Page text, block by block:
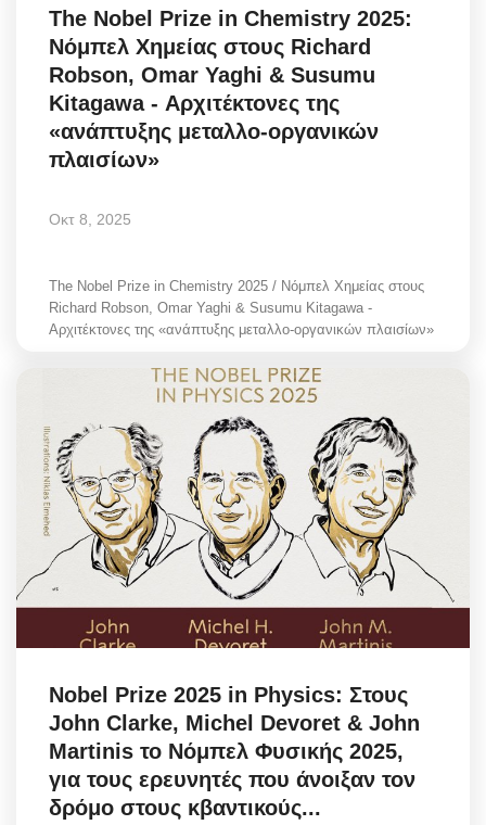
The Nobel Prize in Chemistry 2025:
Νόμπελ Χημείας στους Richard
Robson, Omar Yaghi & Susumu
Kitagawa - Αρχιτέκτονες της
«ανάπτυξης μεταλλο-οργανικών
πλαισίων»
Οκτ 8, 2025
The Nobel Prize in Chemistry 2025 / Νόμπελ Χημείας στους
Richard Robson, Omar Yaghi & Susumu Kitagawa -
Αρχιτέκτονες της «ανάπτυξης μεταλλο-οργανικών πλαισίων»
Nobel Prize 2025 in Physics: Στους
John Clarke, Michel Devoret & John
Martinis το Νόμπελ Φυσικής 2025,
για τους ερευνητές που άνοιξαν τον
δρόμο στους κβαντικούς...